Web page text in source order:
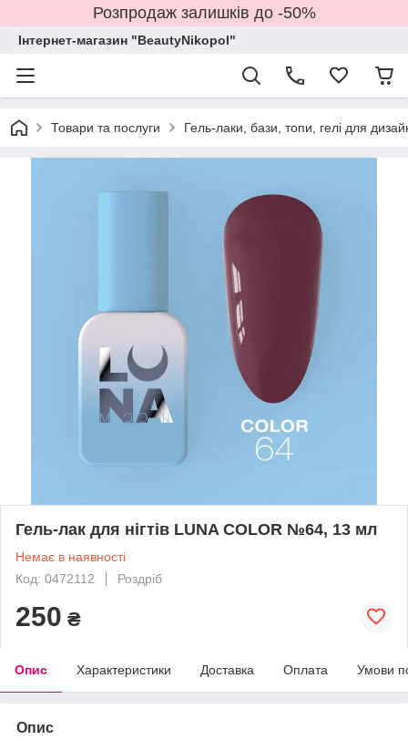
Розпродаж залишків до -50%
Інтернет-магазин "BeautyNikopol"
Товари та послуги Гель-лаки, бази, топи, гелі для
Гель-лак для нігтів LUNA COLOR №64, 13 мл
Немає в наявності
Код: 0472112
Роздріб
250 ₴
Опис Характеристики Доставка Оплата Умови
Опис